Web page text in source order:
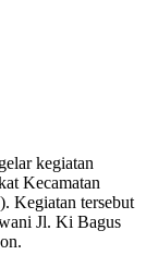
kegiatan
Kecamatan
Kegiatan tersebut
Jl. Ki Bagus